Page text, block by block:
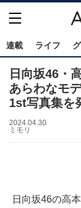
連載 ライフ
日向坂46・
あらわなモ
1st写真集を
2024.04.30
ミモリ
日向坂46の高